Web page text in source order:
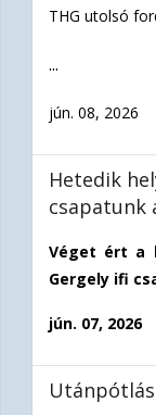
THG utolsó
...
jún. 08, 2026
Hetedik
csapatunk
Véget ért a
Gergely ifi
jún. 07, 2026